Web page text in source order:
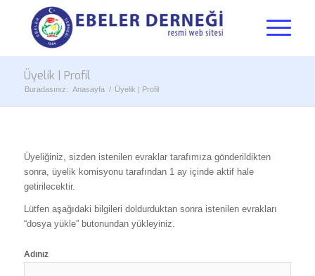
Üyelik | Profil
Buradasınız: Anasayfa / Üyelik | Profil
Üyeliğiniz, sizden istenilen evraklar tarafımıza gönderildikten
sonra, üyelik komisyonu tarafından 1 ay içinde aktif hale
getirilecektir.
Lütfen aşağıdaki bilgileri doldurduktan sonra istenilen evrakları
“dosya yükle” butonundan yükleyiniz.
Adınız